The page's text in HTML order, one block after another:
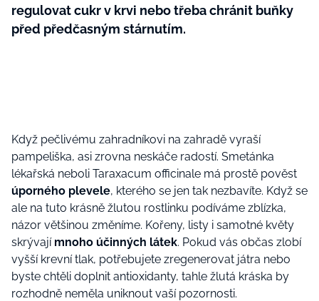
regulovat cukr v krvi nebo třeba chránit buňky
před předčasným stárnutím.
Když pečlivému zahradníkovi na zahradě vyraší
pampeliška, asi zrovna neskáče radostí. Smetánka
lékařská neboli Taraxacum officinale má prostě pověst
úporného plevele, kterého se jen tak nezbavíte. Když se
ale na tuto krásně žlutou rostlinku podíváme zblízka,
názor většinou změníme. Kořeny, listy i samotné květy
skrývají mnoho účinných látek. Pokud vás občas zlobí
vyšší krevní tlak, potřebujete zregenerovat játra nebo
byste chtěli doplnit antioxidanty, tahle žlutá kráska by
rozhodně neměla uniknout vaší pozornosti.